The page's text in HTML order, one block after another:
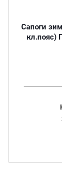
Сапоги
кл.пояс)